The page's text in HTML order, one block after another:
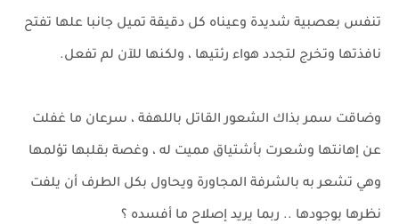
تنفس بعصبية شديدة وعيناه كل دقيقة تميل جانبا علها تفتح
نافذتها وتخرج لتجدد هواء رئتيها ، ولكنها للآن لم تفعل.
وضاقت سمر بذاك الشعور القاتل باللهفة ، سرعان ما غفلت
عن إهانتها وشعرت بأشتياق مميت له ، وغصة بقلبها تؤلمها
وهي تشعر به بالشرفة المجاورة ويحاول بكل الطرف أن يلفت
نظرها بوجودها .. ربما يريد إصلاح ما أفسده ؟